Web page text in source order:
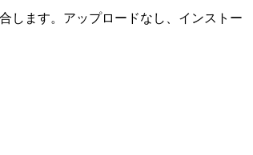
します。アップロードなし、インストー